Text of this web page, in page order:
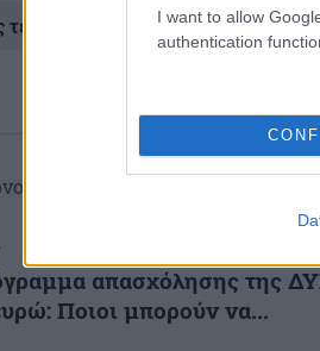
I want to allow
authentication
Ειδήσειςαπό την
απασχόλησης της
Ποιοι μπορούν να...